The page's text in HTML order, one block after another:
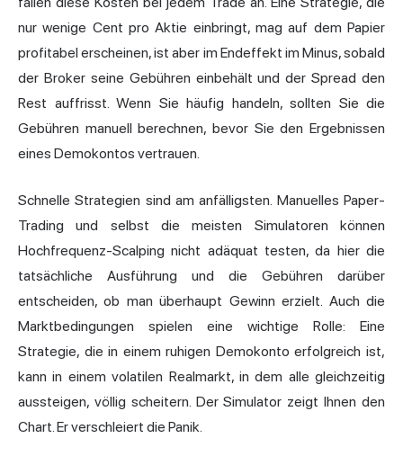
nur wenige Cent pro Aktie einbringt, mag auf dem Papier
profitabel erscheinen, ist aber im Endeffekt im Minus, sobald
der Broker seine Gebühren einbehält und der Spread den
Rest auffrisst. Wenn Sie häufig handeln, sollten Sie die
Gebühren manuell berechnen, bevor Sie den Ergebnissen
eines Demokontos vertrauen.
Schnelle Strategien sind am anfälligsten. Manuelles Paper-
Trading und selbst die meisten Simulatoren können
Hochfrequenz-Scalping nicht adäquat testen, da hier die
tatsächliche Ausführung und die Gebühren darüber
entscheiden, ob man überhaupt Gewinn erzielt. Auch die
Marktbedingungen spielen eine wichtige Rolle: Eine
Strategie, die in einem ruhigen Demokonto erfolgreich ist,
kann in einem volatilen Realmarkt, in dem alle gleichzeitig
aussteigen, völlig scheitern. Der Simulator zeigt Ihnen den
Chart. Er verschleiert die Panik.